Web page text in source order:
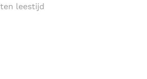
leestijd